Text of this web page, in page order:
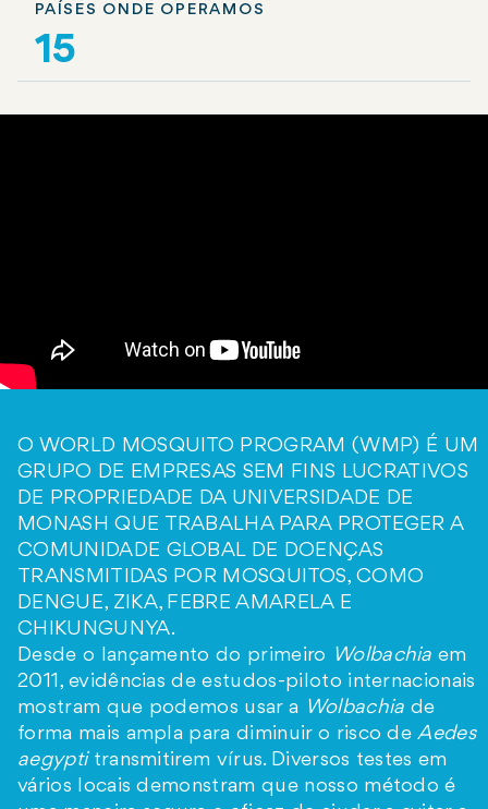
PAÍSES ONDE OPERAMOS
15
O WORLD MOSQUITO PROGRAM (WMP) É UM
GRUPO DE EMPRESAS SEM FINS LUCRATIVOS
DE PROPRIEDADE DAUNIVERSIDADE DE
MONASH QUE TRABALHA PARA PROTEGER A
COMUNIDADE GLOBAL DE DOENÇAS
TRANSMITIDAS POR MOSQUITOS, COMO
DENGUE, ZIKA, FEBRE AMARELA E
CHIKUNGUNYA.
Desde o lançamento do primeiro Wolbachia em
2011, evidências de estudos-piloto internacionais
mostram que podemos usar a Wolbachia de
forma mais ampla para diminuir o risco deAedes
aegyptitransmitirem vírus. Diversos testes em
vários locais demonstram que nosso método é